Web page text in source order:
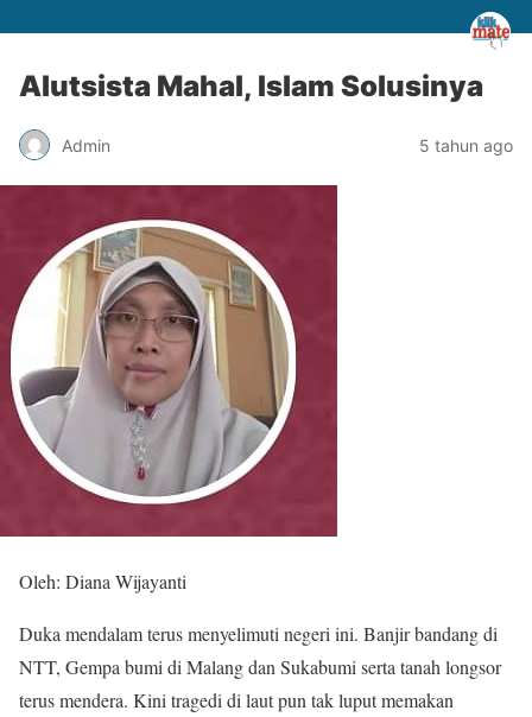
Alutsista Mahal, Islam Solusinya
Admin 5 tahun ago
Oleh: Diana Wijayanti
Duka mendalam terus menyelimuti negeri ini. Banjir bandang di
NTT, Gempa bumi di Malang dan Sukabumi serta tanah longsor
terus mendera. Kini tragedi di laut pun tak luput memakan